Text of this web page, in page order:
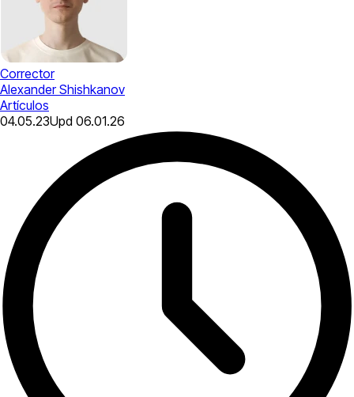
Corrector
Alexander Shishkanov
Artículos
04.05.23Upd 06.01.26